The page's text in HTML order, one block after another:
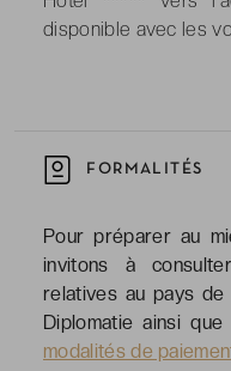
disponible avec les
FORMALITÉS
Pour préparer au
invitons à
relatives au pays
Diplomatie ainsi que
modalités de